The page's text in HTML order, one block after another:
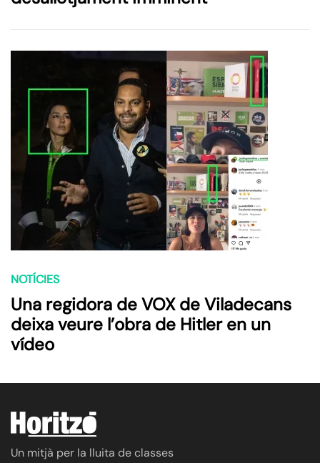
NOTÍCIES
Una regidora de VOX de Viladecans
deixa veure l’obra de Hitler en un
vídeo
Un mitjà per la lluita de classes